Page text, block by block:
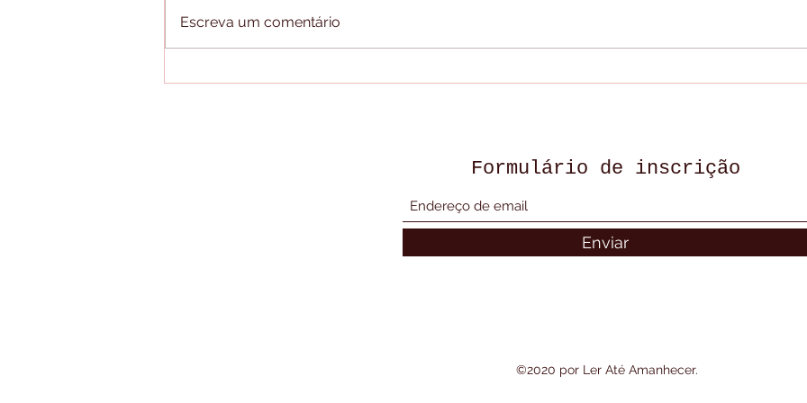
Escreva um comentário
Formulário de inscrição
Enviar
©2020 por Ler Até Amanhecer.